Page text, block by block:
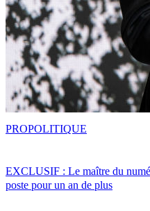
EXCLUSIF : Le maître du
poste pour un an de plus
PROPOLITIQUE